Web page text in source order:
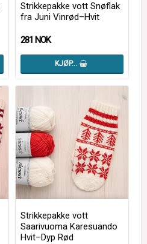
Strikkepakke vott Snøflak
fra Juni Vinrød–Hvit
281 NOK
KJØP…
Strikkepakke vott
Saarivuoma Karesuando
Hvit–Dyp Rød